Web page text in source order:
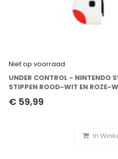
Niet op voorraad
UNDER CONTROL - NINTENDO
STIPPEN ROOD-WIT EN ROZE-
€ 59,99
In